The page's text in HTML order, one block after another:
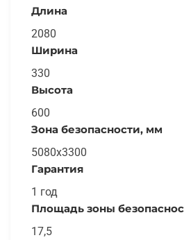
Длина
2080
Ширина
330
Высота
600
Зона безопасности, мм
5080x3300
Гарантия
1 год
Площадь зоны
17,5